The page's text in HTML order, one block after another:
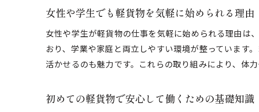
服装や
軽
気
女性や学生でも軽貨物を気軽に始められる理由
女性や学生が軽貨物の仕事を気軽に始められる理由は
おり、学業や家庭と両立しやすい環境が整っています
活かせるのも魅力です。これらの取り組みにより、体
初めての軽貨物で安心して働くための基礎知識